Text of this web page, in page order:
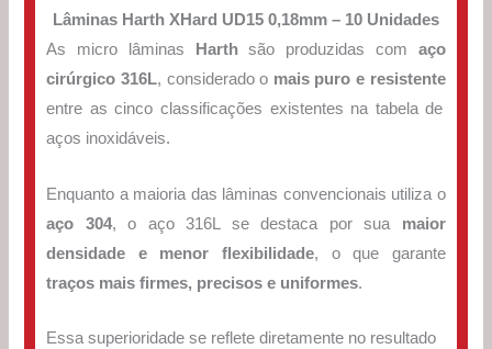
Lâminas Harth XHard UD15 0,18mm – 10 Unidades
As micro lâminas
Harthsão produzidas com aço
cirúrgico 316L, considerado o mais puro e resistente
entre as cinco classificações existentes na tabela de
aços inoxidáveis.
Enquanto a maioria das lâminas convencionais utiliza o
aço 304, o aço 316L se destaca por sua maior
densidade e menor flexibilidade, o que garante
traços mais firmes, precisos e uniformes.
Essa superioridade se reflete diretamente no resultado